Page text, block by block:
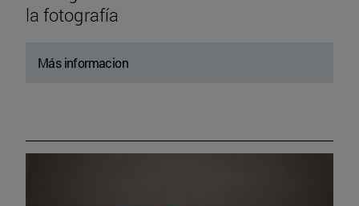
la fotografía
Más informacion